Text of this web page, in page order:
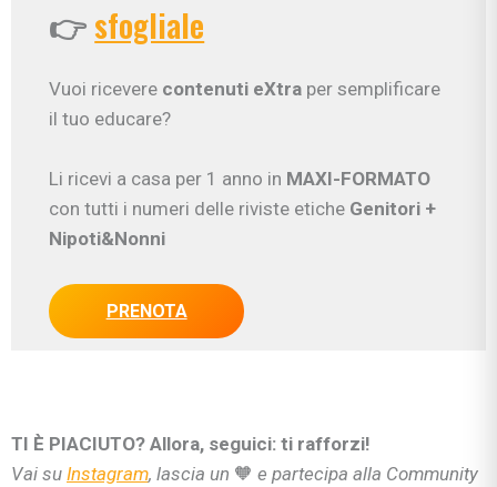
👉sfogliale
Vuoi ricevere contenuti eXtra per semplificare
il tuo educare?
Li ricevi a casa per 1 anno in MAXI-FORMATO
con tutti i numeri delle riviste etiche Genitori +
Nipoti&Nonni
PRENOTA
TI È PIACIUTO? Allora, seguici: ti rafforzi!
Vai su Instagram, lascia un 🧡 e partecipa alla Community